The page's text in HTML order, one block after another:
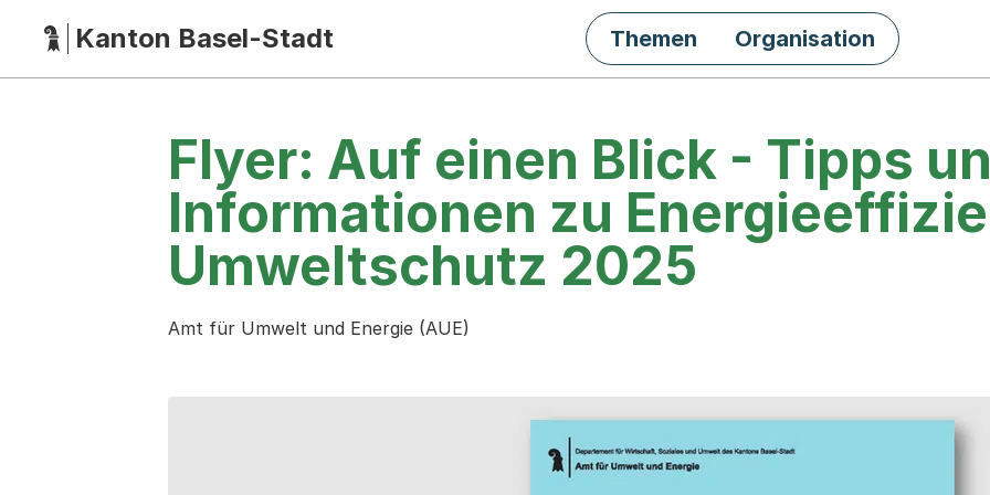
HauptnavigationKanton Basel-Stadt Themen Organisation
Flyer: Auf einen Blick - Tipps
Informationen zu
Umweltschutz 2025
Amt für Umwelt und Energie (AUE)